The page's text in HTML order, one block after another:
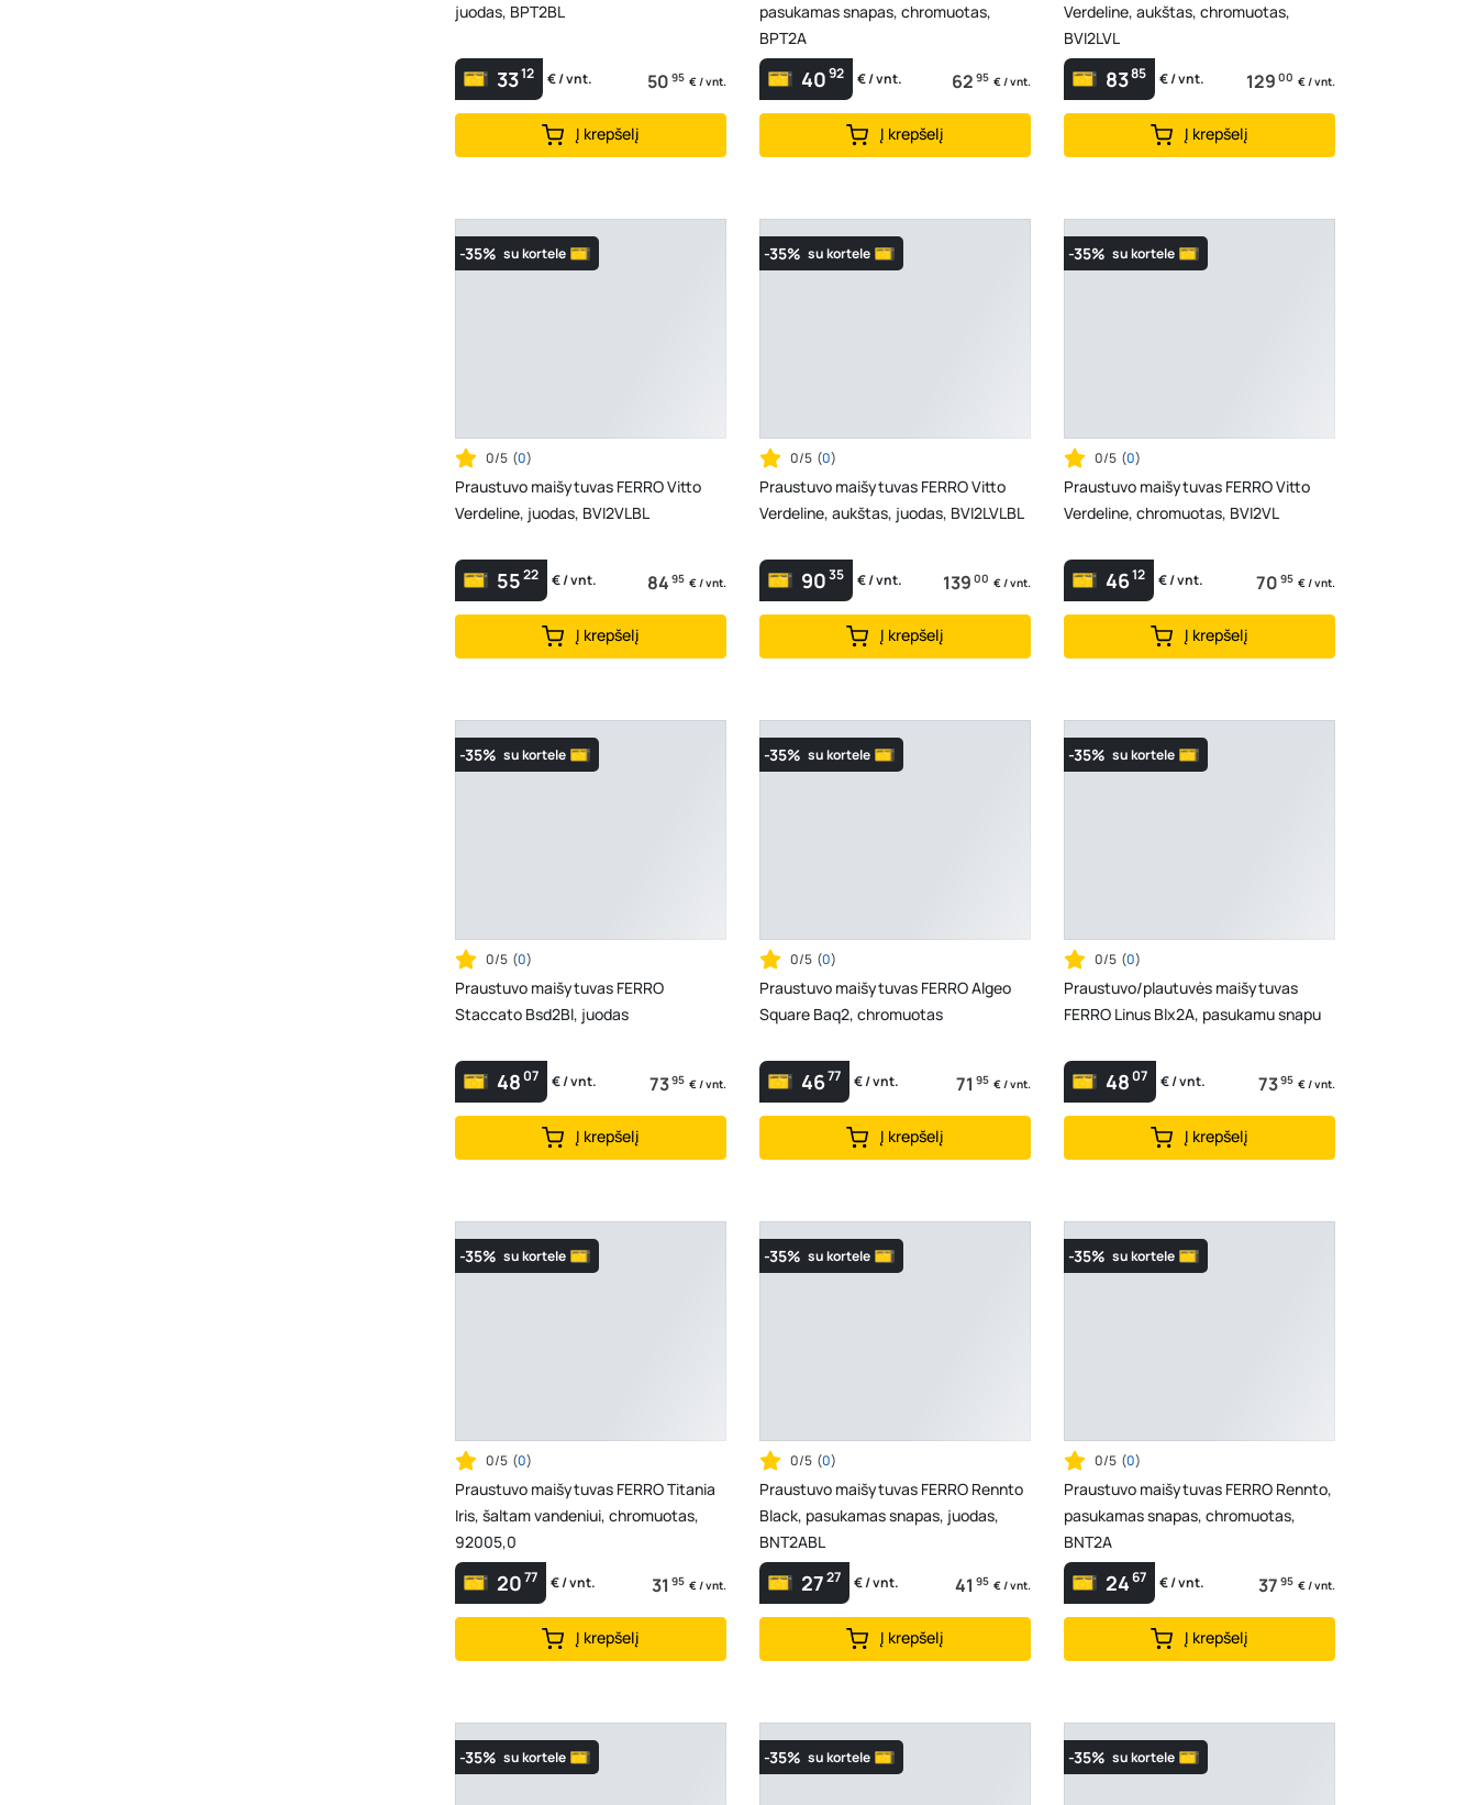
juodas, BPT2BL
3312 € / vnt. 50 95 € / vnt.
Į krepšelį
pasukamas snapas, chromuotas,
BPT2A
4092 € / vnt. 62 95 € / vnt.
Į krepšelį
Verdeline, aukštas, chromuotas,
BVI2LVL
8385 € / vnt. 129 00 € / vnt.
Į krepšelį
-35% su kortele
0/5 (0)
Praustuvo maišytuvas FERRO Vitto
Verdeline, juodas, BVI2VLBL
5522 € / vnt. 84 95 € / vnt.
Į krepšelį
-35% su kortele
0/5 (0)
Praustuvo maišytuvas FERRO Vitto
Verdeline, aukštas, juodas, BVI2LVLBL
9035 € / vnt. 139 00 € / vnt.
Į krepšelį
-35% su kortele
0/5 (0)
Praustuvo maišytuvas FERRO Vitto
Verdeline, chromuotas, BVI2VL
4612 € / vnt. 70 95 € / vnt.
Į krepšelį
-35% su kortele
0/5 (0)
Praustuvo maišytuvas FERRO
Staccato Bsd2Bl, juodas
4807 € / vnt. 7395 € / vnt.
Į krepšelį
-35% su kortele
0/5 (0)
Praustuvo maišytuvas FERRO Algeo
Square Baq2, chromuotas
4677 € / vnt. 71 95 € / vnt.
Į krepšelį
-35% su kortele
0/5 (0)
Praustuvo/plautuvės maišytuvas
FERRO Linus Blx2A, pasukamu snapu
4807 € / vnt. 7395 € / vnt.
Į krepšelį
-35% su kortele
0/5 (0)
Praustuvo maišytuvas FERRO Titania
Iris, šaltam vandeniui, chromuotas,
92005,0
2077 € / vnt. 31 95 € / vnt.
Į krepšelį
-35% su kortele
0/5 (0)
Praustuvo maišytuvas FERRO Rennto
Black, pasukamas snapas, juodas,
BNT2ABL
2727 € / vnt. 41 95 € / vnt.
Į krepšelį
-35% su kortele
0/5 (0)
Praustuvo maišytuvas FERRO Rennto,
pasukamas snapas, chromuotas,
BNT2A
2467 € / vnt. 37 95 € / vnt.
Į krepšelį
-35% su kortele -35% su kortele -35% su kortele